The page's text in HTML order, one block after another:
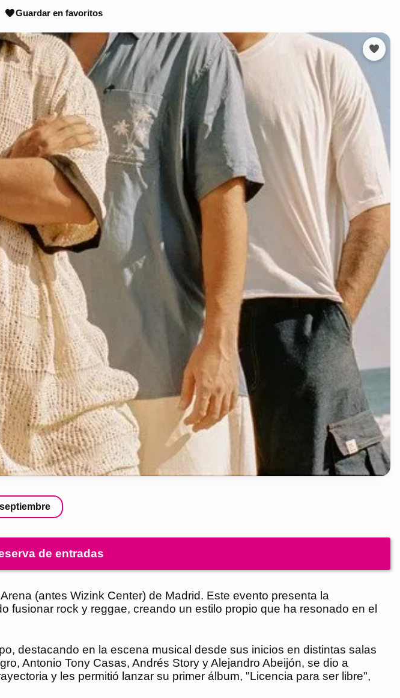
Guardar en favoritos
de entradas
(antes Wizink Center) de Madrid. Este evento presenta la
rock y reggae, creando un estilo propio que ha resonado en el
destacando en la escena musical desde sus inicios en distintas salas
Antonio Tony Casas, Andrés Story y Alejandro Abeijón, se dio a
y les permitió lanzar su primer álbum, "Licencia para ser libre",